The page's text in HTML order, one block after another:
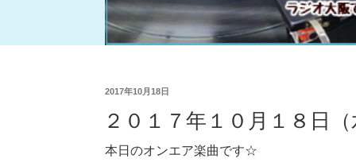
2017年10月18日
２０１７年１０月１８日
本日のオンエア楽曲です☆